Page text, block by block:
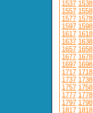
1537 1538
1557 1558
1577 1578
1597 1598
1617 1618
1637 1638
1657 1658
1677 1678
1697 1698
1717 1718
1737 1738
1757 1758
1777 1778
1797 1798
1817 1818